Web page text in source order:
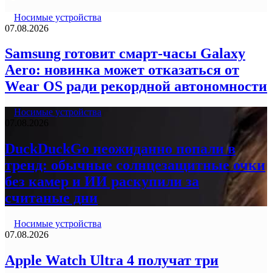
Носимые устройства
07.08.2026
Samsung готовит смарт-часы Galaxy
Aero: новинка может отказаться от
Wear OS ради рекордной автономности
Носимые устройства
DuckDuckGo неожиданно попали в
тренд: обычные солнцезащитные очки
без камер и ИИ раскупили за
считаные дни
Носимые устройства
07.08.2026
Apple Watch Ultra 4 получат три